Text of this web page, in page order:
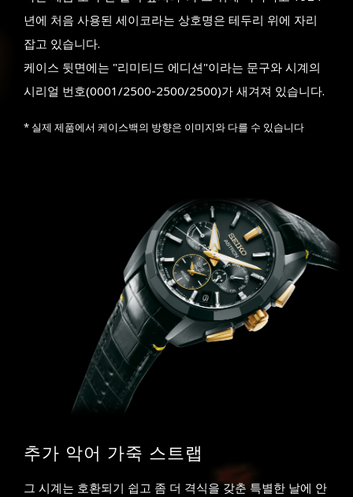
년에 처음 사용된 세이코라는 상호명은 테두리 위에 자리
잡고 있습니다.
케이스 뒷면에는 "리미티드 에디션"이라는 문구와 시계의
시리얼 번호(0001/2500-2500/2500)가 새겨져 있습니다.
* 실제 제품에서 케이스백의 방향은 이미지와 다를 수 있습니다
추가 악어 가죽 스트랩
그 시계는 호환되기 쉽고 좀 더 격식을 갖춘 특별한 날에 안